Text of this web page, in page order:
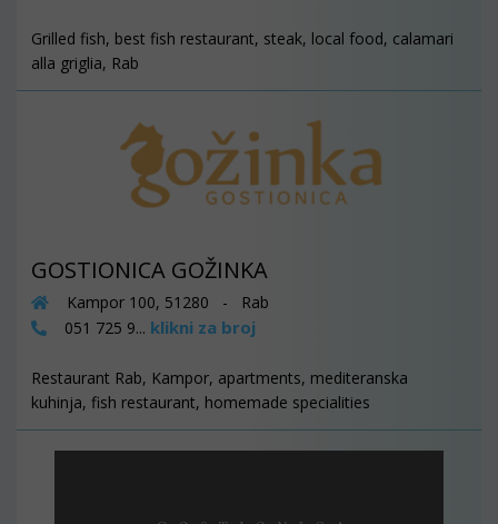
Grilled fish, best fish restaurant, steak, local food, calamari
alla griglia, Rab
GOSTIONICA GOŽINKA
Kampor 100, 51280 - Rab
051 725 9... klikni za broj
Restaurant Rab, Kampor, apartments, mediteranska
kuhinja, fish restaurant, homemade specialities